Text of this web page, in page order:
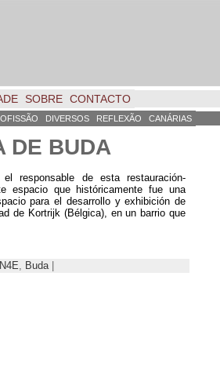
SOBRE CONTACTO
DIVERSOS REFLEXÃO CANÁRIAS
DE BUDA
responsable de esta restauración-
espacio que históricamente fue una
para el desarrollo y exhibición de
de Kortrijk (Bélgica), en un barrio que
N4E Buda